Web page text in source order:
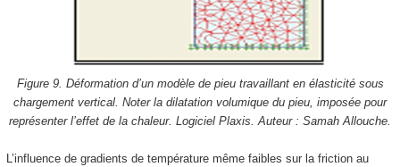
Figure 9. Déformation d’un modèle de pieu travaillant en élasticité sous
chargement vertical. Noter la dilatation volumique du pieu, imposée pour
représenter l’effet de la chaleur. Logiciel Plaxis. Auteur : Samah Allouche.
L’influence de gradients de température même faibles sur la friction au